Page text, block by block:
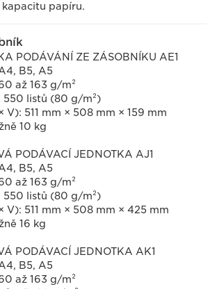
kapacitu papíru.
PODÁVÁNÍ ZE ZÁSOBNÍKU AE1
B5, A5
až 163 g/m²
550 listů (80 g/m²)
V): 511 mm × 508 mm × 159 mm
10 kg
PODÁVACÍ JEDNOTKA AJ1
B5, A5
až 163 g/m²
550 listů (80 g/m²)
V): 511 mm × 508 mm × 425 mm
16 kg
PODÁVACÍ JEDNOTKA AK1
B5, A5
až 163 g/m²